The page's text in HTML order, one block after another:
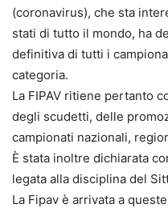
(coronavirus), che sta
stati di tutto il mondo, ha
definitiva di tutti i
categoria.
La FIPAV ritiene pertanto
degli scudetti, delle
campionati nazionali,
È stata inoltre dichiarata
legata alla disciplina del
La Fipav è arrivata a